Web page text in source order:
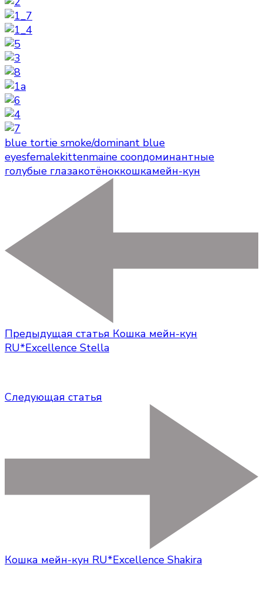
blue tortie smoke/dominant blue
eyesfemalekittenmaine coonдоминантные
голубые глазакотёноккошкамейн-кун
Предыдущая статья Кошка мейн-кун
RU*Excellence Stella
Следующая статья
Кошка мейн-кун RU*Excellence Shakira